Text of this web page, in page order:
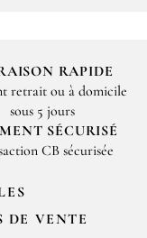
RAPIDE
retrait ou à domicile
sous 5 jours
SÉCURISÉ
CB sécurisée
DE VENTE